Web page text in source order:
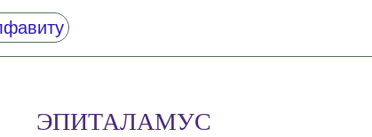
ЭПИТАЛАМУС